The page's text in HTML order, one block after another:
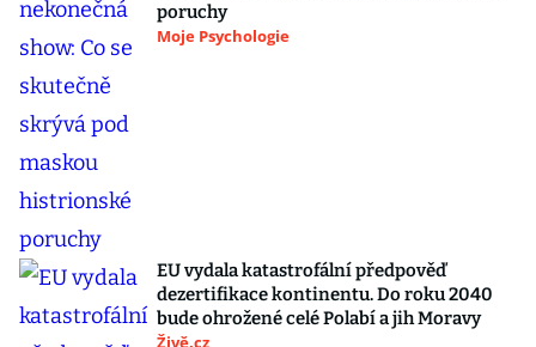
poruchy
Moje Psychologie
EU vydala katastrofální předpověď
dezertifikace kontinentu. Do roku 2040
bude ohrožené celé Polabí a jih Moravy
Živě.cz